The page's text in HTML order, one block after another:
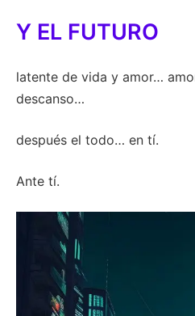
Y EL FUTURO
latente de vida y amor…
descanso…
después el todo… en tí.
Ante tí.